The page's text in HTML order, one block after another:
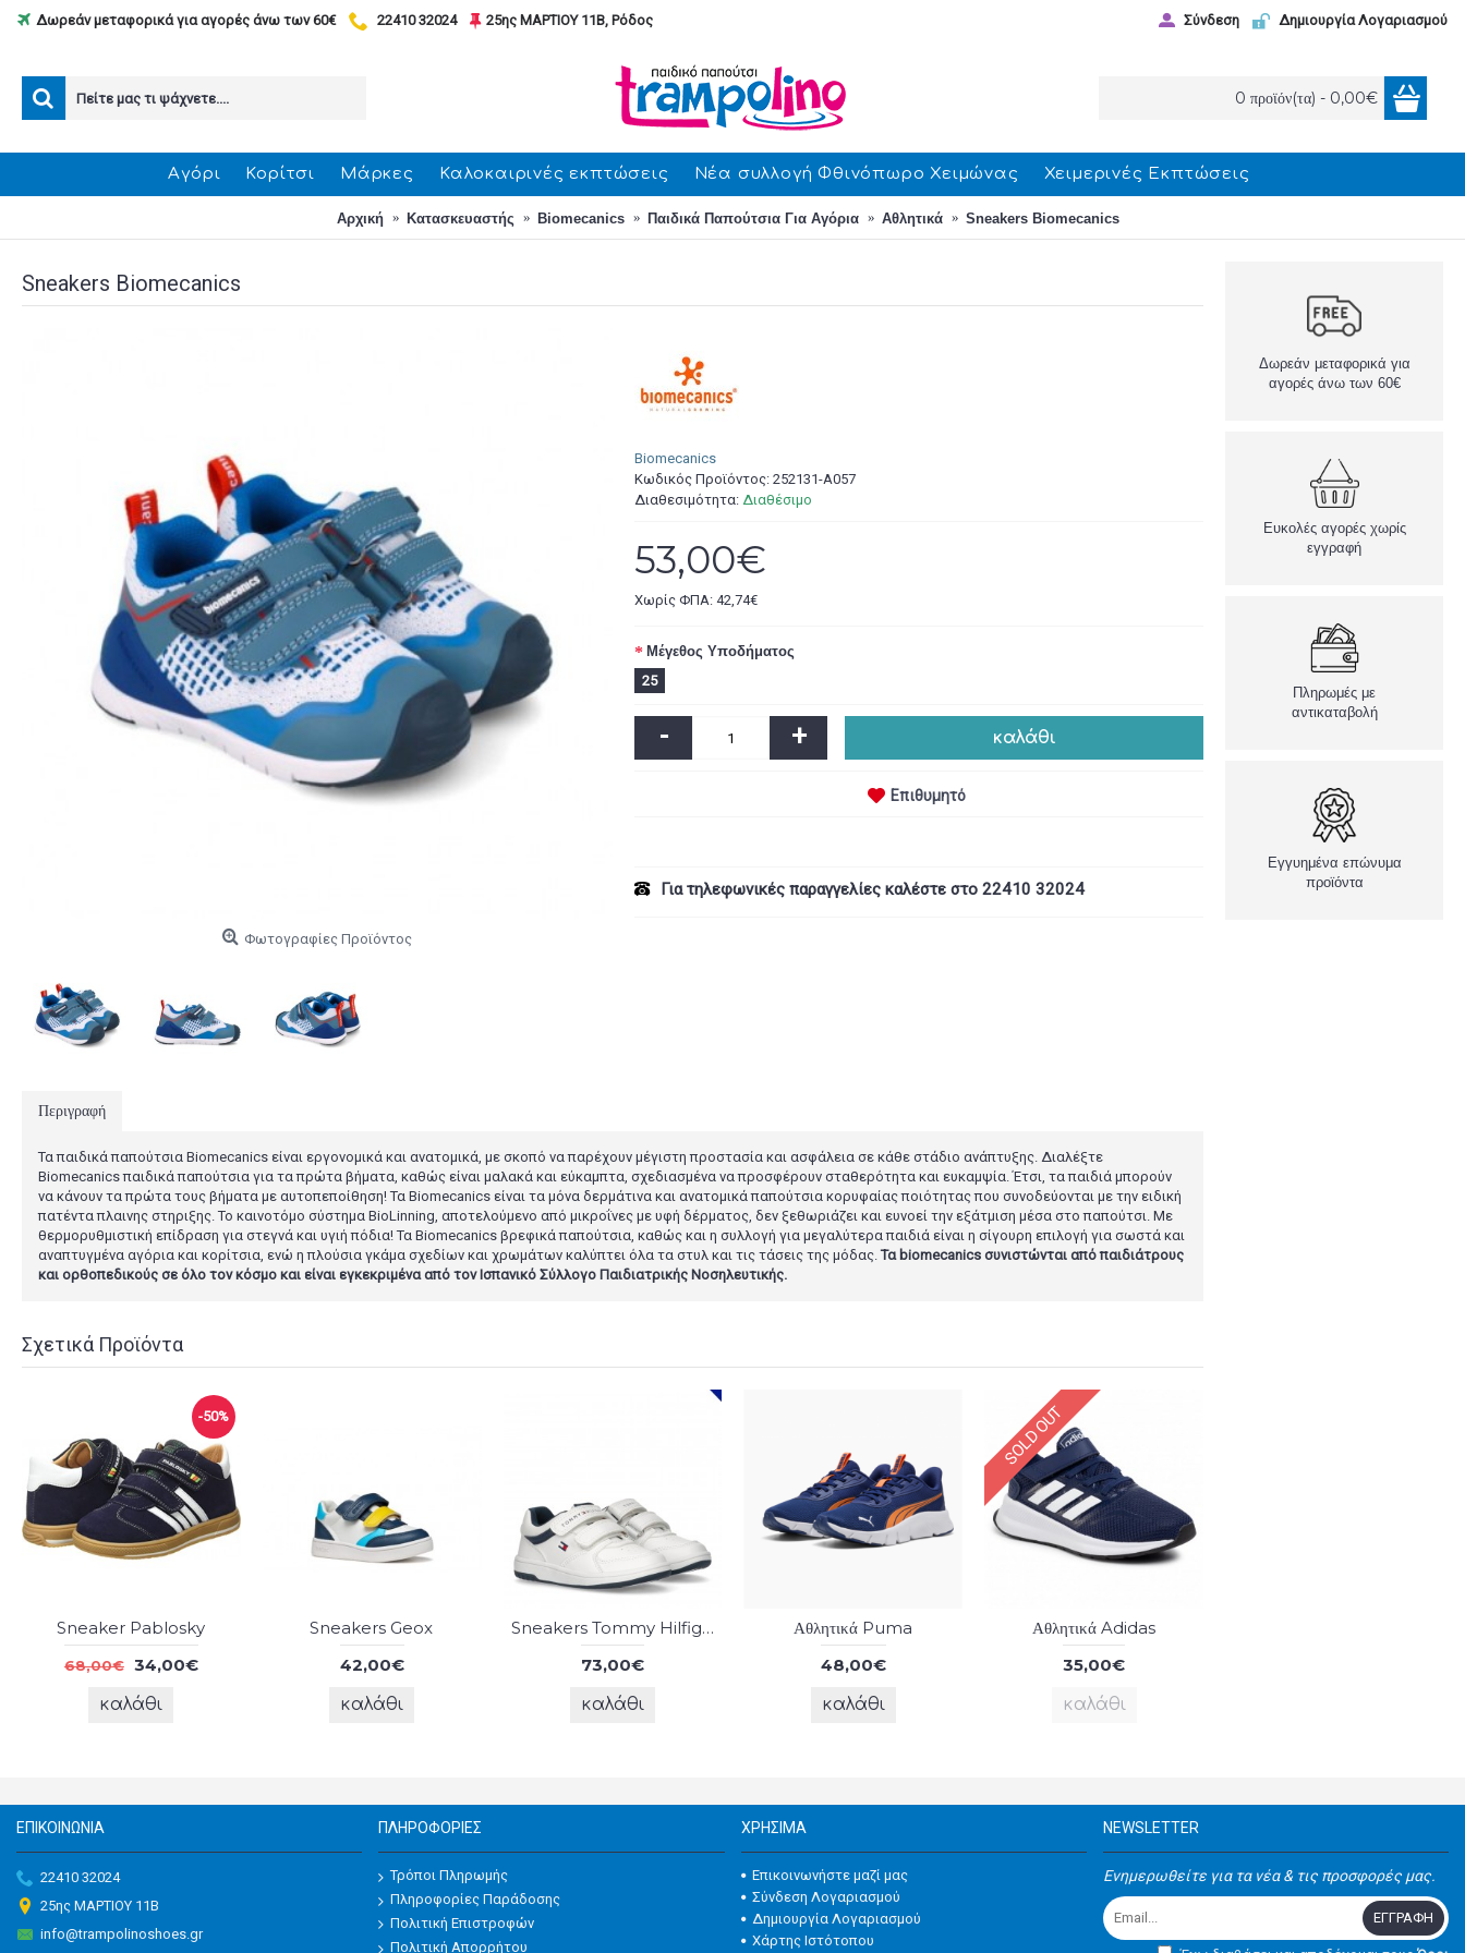
Δωρεάν μεταφορικά για αγορές άνω των 60€ 22410 32024 25ης ΜΑΡΤΙΟΥ 11Β, Ρόδος Σύνδεση Δημιουργία Λογαριασμού
0 προϊόν(τα) - 0,00€
Αγόρι Κορίτσι Μάρκες Καλοκαιρινές εκπτώσεις Νέα συλλογή Φθινόπωρο Χειμώνας Χειμερινές Εκπτώσεις
Αρχική Κατασκευαστής Biomecanics Παιδικά Παπούτσια Για Αγόρια Αθλητικά Sneakers Biomecanics
Δωρεάν μεταφορικά για
αγορές άνω των 60€
Ευκολές αγορές χωρίς
εγγραφή
Πληρωμές με
αντικαταβολή
Εγγυημένα επώνυμα
προϊόντα
Sneakers Biomecanics
Φωτογραφίες Προϊόντος
Biomecanics
Κωδικός Προϊόντος: 252131-A057
Διαθεσιμότητα: Διαθέσιμο
53,00€
Χωρίς ΦΠΑ: 42,74€
Μέγεθος Υποδήματος
25
- + καλάθι
Επιθυμητό
Για τηλεφωνικές παραγγελίες καλέστε στο 22410 32024
Περιγραφή
Τα παιδικά παπούτσια Biomecanics είναι εργονομικά και ανατομικά, με σκοπό να παρέχουν μέγιστη προστασία και ασφάλεια σε κάθε στάδιο ανάπτυξης. Διαλέξτε
Biomecanics παιδικά παπούτσια για τα πρώτα βήματα, καθώς είναι μαλακά και εύκαμπτα, σχεδιασμένα να προσφέρουν σταθερότητα και ευκαμψία. Έτσι, τα παιδιά μπορούν
να κάνουν τα πρώτα τους βήματα με αυτοπεποίθηση! Τα Biomecanics είναι τα μόνα δερμάτινα και ανατομικά παπούτσια κορυφαίας ποιότητας που συνοδεύονται με την ειδική
πατέντα πλαινης στηριξης. Το καινοτόμο σύστημα BioLinning, αποτελούμενο από μικροΐνες με υφή δέρματος, δεν ξεθωριάζει και ευνοεί την εξάτμιση μέσα στο παπούτσι. Με
θερμορυθμιστική επίδραση για στεγνά και υγιή πόδια! Τα Biomecanics βρεφικά παπούτσια, καθώς και η συλλογή για μεγαλύτερα παιδιά είναι η σίγουρη επιλογή για σωστά και
αναπτυγμένα αγόρια και κορίτσια, ενώ η πλούσια γκάμα σχεδίων και χρωμάτων καλύπτει όλα τα στυλ και τις τάσεις της μόδας.Τα biomecanics συνιστώνται από παιδιάτρους
και ορθοπεδικούς σε όλο τον κόσμο και είναι εγκεκριμένα από τον Ισπανικό Σύλλογο Παιδιατρικής Νοσηλευτικής.
Σχετικά Προϊόντα
-50%
Sneaker Pablosky
68,00€ 34,00€
καλάθι
Sneakers Geox
42,00€
καλάθι
Sneakers Tommy Hilfiger
73,00€
καλάθι
Αθλητικά Puma
48,00€
καλάθι
SOLD OUT
Αθλητικά Adidas
35,00€
καλάθι
ΕΠΙΚΟΙΝΩΝΊΑ
22410 32024
25ης ΜΑΡΤΙΟΥ 11Β
info@trampolinoshoes.gr
ΠΛΗΡΟΦΟΡΊΕΣ
Τρόποι Πληρωμής
Πληροφορίες Παράδοσης
Πολιτική Επιστροφών
Πολιτική Απορρήτου
ΧΡΉΣΙΜΑ
Επικοινωνήστε μαζί μας
Σύνδεση Λογαριασμού
Δημιουργία Λογαριασμού
Χάρτης Ιστότοπου
NEWSLETTER
Ενημερωθείτε για τα νέα & τις προσφορές μας.
ΕΓΓΡΑΦΉ